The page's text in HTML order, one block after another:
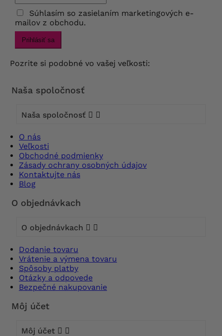
Súhlasím so zasielaním marketingových e-
mailov z obchodu.
Prihlásiť sa
Pozrite si podobné vo vašej veľkosti:
Naša spoločnosť
Naša spoločnosť  
O nás
Veľkosti
Obchodné podmienky
Zásady ochrany osobných údajov
Kontaktujte nás
Blog
O objednávkach
O objednávkach  
Dodanie tovaru
Vrátenie a výmena tovaru
Spôsoby platby
Otázky a odpovede
Bezpečné nakupovanie
Môj účet
Môj účet  